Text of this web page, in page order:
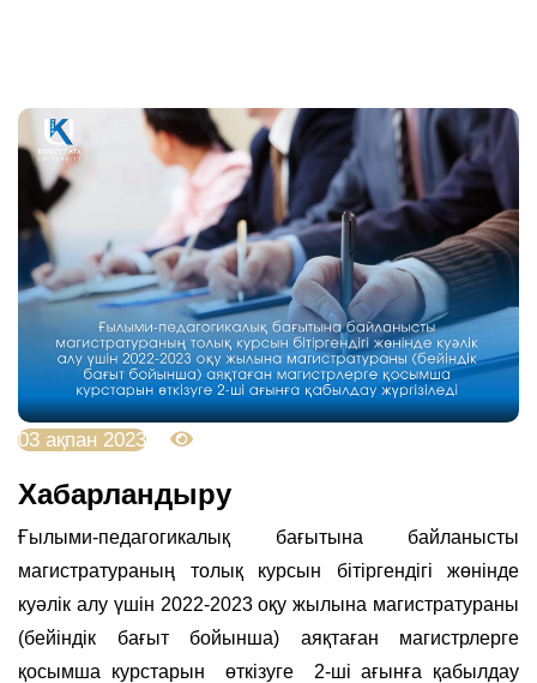
03 ақпан 2023
Хабарландыру
Ғылыми-педагогикалық бағытына байланысты
магистратураның толық курсын бітіргендігі жөнінде
куәлік алу үшін 2022-2023 оқу жылына магистратураны
(бейіндік бағыт бойынша) аяқтаған магистрлерге
қосымша курстарын өткізуге 2-ші ағынға қабылдау